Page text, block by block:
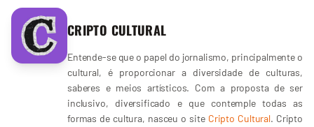
CRIPTO CULTURAL
Entende-se que o papel do jornalismo, principalmente o
cultural, é proporcionar a diversidade de culturas,
saberes e meios artísticos. Com a proposta de ser
inclusivo, diversificado e que contemple todas as
formas de cultura, nasceu o site Cripto Cultural. Cripto